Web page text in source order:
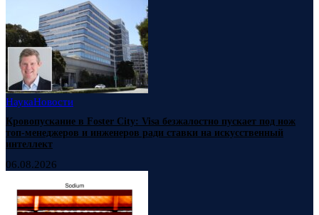
НаукаНовости
Кровопускание в Foster City: Visa безжалостно пускает под нож
топ-менеджеров и инженеров ради ставки на искусственный
интеллект
06.08.2026